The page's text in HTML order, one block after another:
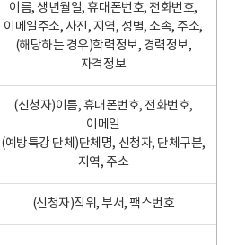
이름, 생년월일, 휴대폰번호, 전화번호,
이메일주소, 사진, 지역, 성별, 소속, 주소,
(해당하는 경우)학력정보, 경력정보,
자격정보
(신청자)이름, 휴대폰번호, 전화번호,
이메일
(예방특강 단체)단체명, 신청자, 단체구분,
지역, 주소
(신청자)직위, 부서, 팩스번호